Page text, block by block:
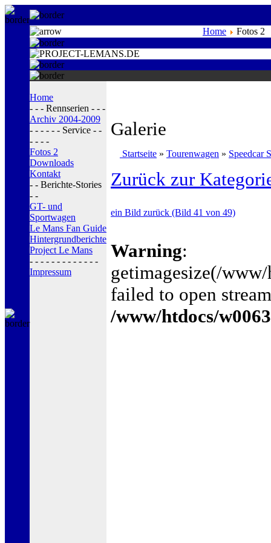
Home Fotos 2
Home
- - - Rennserien - - -
Archiv 2004-2009
- - - - - - Service - -
- - - -
Fotos 2
Downloads
Kontakt
- - Berichte-Stories
- -
GT- und
Sportwagen
Le Mans Fan Guide
Hintergrundberichte
Project Le Mans
- - - - - - - - - - - - -
Impressum
Galerie
Startseite » Tourenwagen » Speedcar
Zurück zur
ein Bild zurück (Bild 41 von 49)
Warning:
getimagesize(/
failed to open
/www/htdocs/